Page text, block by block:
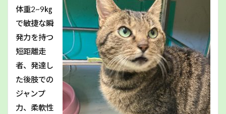
体重2~9㎏
で敏捷な瞬
発力を持つ
短距離走
者、発達し
た後肢での
ジャンプ
力、柔軟性